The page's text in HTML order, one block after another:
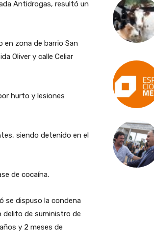
Antidrogas, resultó un
en zona de barrio San
Oliver y calle Celiar
hurto y lesiones
siendo detenido en el
de cocaína.
se dispuso la condena
delito de suministro de
y 2 meses de